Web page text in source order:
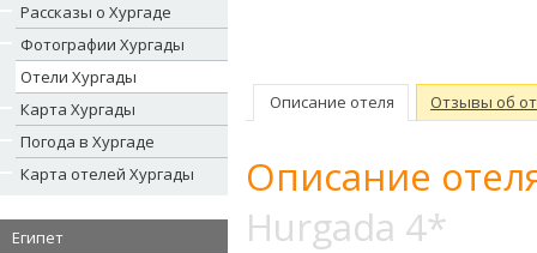
Рассказы о Хургаде
Фотографии Хургады
Отели Хургады
Карта Хургады
Погода в Хургаде
Карта отелей Хургады
Египет
Описание отеля Отзывы об
Описание
Hurgada 4*